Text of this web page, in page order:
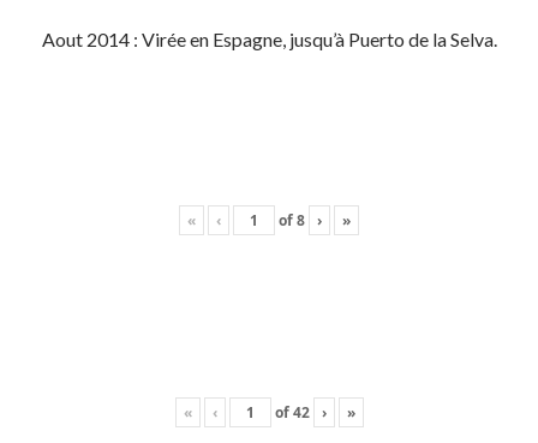
Aout 2014 : Virée en Espagne, jusqu’à Puerto de la Selva.
« ‹ of8 › »
« ‹ of42 › »